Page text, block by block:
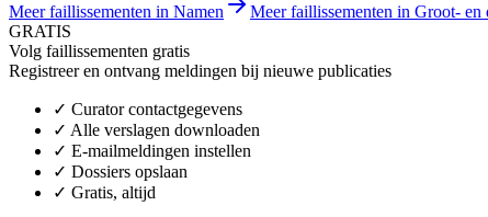
Meer faillissementen in Namen
Meer faillissementen in Groot- en
GRATIS
Volg faillissementen gratis
Registreer en ontvang meldingen bij nieuwe publicaties
✓ Curator contactgegevens
✓ Alle verslagen downloaden
✓ E-mailmeldingen instellen
✓ Dossiers opslaan
✓ Gratis, altijd